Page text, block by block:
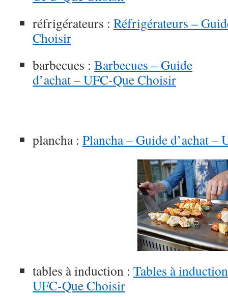
réfrigérateurs : Réfrigérateurs –
Choisir
barbecues : Barbecues – Guide
d’achat – UFC-Que Choisir
plancha : Plancha – Guide d’achat –
tables à induction : Tables à
UFC-Que Choisir